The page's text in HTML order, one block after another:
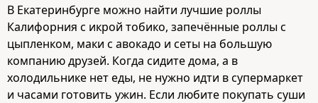
В Екатеринбурге можно найти лучшие роллы
Калифорния с икрой тобико, запечённые роллы с
цыпленком, маки с авокадо и сеты на большую
компанию друзей. Когда сидите дома, а в
холодильнике нет еды, не нужно идти в супермаркет
и часами готовить ужин. Если любите покупать суши